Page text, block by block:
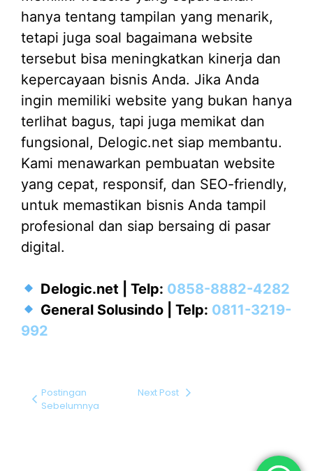
hanya tentang tampilan yang menarik,
tetapi juga soal bagaimana website
tersebut bisa meningkatkan kinerja dan
kepercayaan bisnis Anda. Jika Anda
ingin memiliki website yang bukan hanya
terlihat bagus, tapi juga memikat dan
fungsional, Delogic.net siap membantu.
Kami menawarkan pembuatan website
yang cepat, responsif, dan SEO-friendly,
untuk memastikan bisnis Anda tampil
profesional dan siap bersaing di pasar
digital.
Delogic.net | Telp: 0858-8882-4282
General Solusindo | Telp: 0811-3219-
992
Postingan
Sebelumnya
Next Post